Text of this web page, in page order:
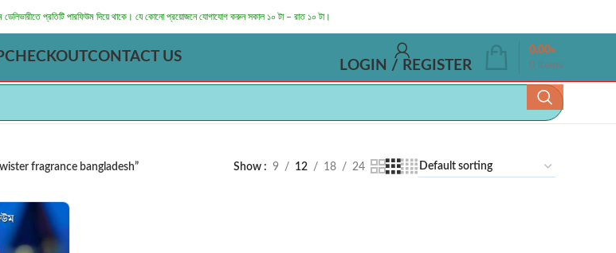
প্রতিটি পারফিউম দিয়ে থাকে। যে কোনো প্রয়োজনে যোগাযোগ করুন সকাল ১০ টা – রাত ১০ টা।
CHECKOUTCONTACT US
LOGIN / REGISTER 0 items
0.00৳
fragrance bangladesh” Show 9 12 18 24